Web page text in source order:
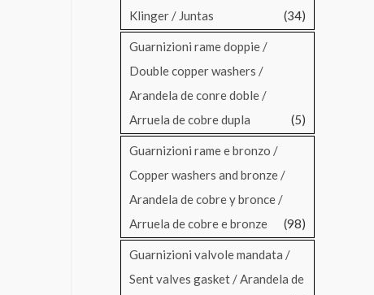
Klinger / Juntas
(34)
Guarnizioni rame doppie /
Double copper washers /
Arandela de conre doble /
Arruela de cobre dupla
(5)
Guarnizioni rame e bronzo /
Copper washers and bronze /
Arandela de cobre y bronce /
Arruela de cobre e bronze
(98)
Guarnizioni valvole mandata /
Sent valves gasket / Arandela de